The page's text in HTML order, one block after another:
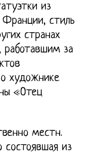
из
стиль
странах
работавшим за
художнике
«Отец
местн.
состоявшая из